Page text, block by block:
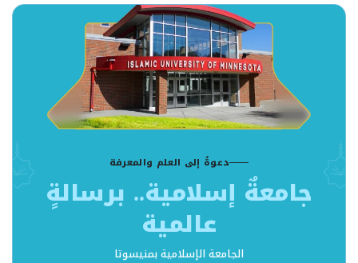
دعوةٌ إلى العلم والمعرفة
جامعةٌ إسلامية.. برسالةٍ
عالمية
الجامعة الإسلامية بمنيسوتا